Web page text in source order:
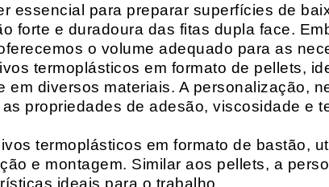
essencial para preparar superfícies de
forte e duradoura das fitas dupla face.
o volume adequado para as
termoplásticos em formato de pellets,
diversos materiais. A personalização,
propriedades de adesão, viscosidade e
termoplásticos em formato de bastão,
e montagem. Similar aos pellets, a
ideais para o trabalho.